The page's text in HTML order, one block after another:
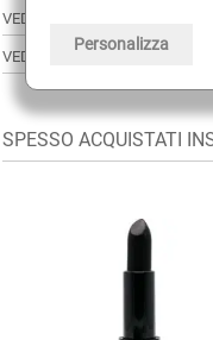
Personalizza
VEDI TUTTI I PRODOTTI:
VEDI TUTTI I PRODOTTI
SPESSO ACQUISTATI